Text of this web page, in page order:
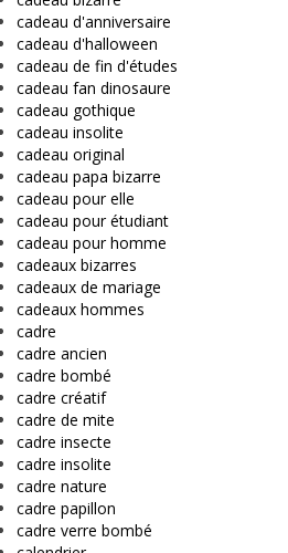
cadeau d'anniversaire
cadeau d'halloween
cadeau de fin d'études
cadeau fan dinosaure
cadeau gothique
cadeau insolite
cadeau original
cadeau papa bizarre
cadeau pour elle
cadeau pour étudiant
cadeau pour homme
cadeaux bizarres
cadeaux de mariage
cadeaux hommes
cadre
cadre ancien
cadre bombé
cadre créatif
cadre de mite
cadre insecte
cadre insolite
cadre nature
cadre papillon
cadre verre bombé